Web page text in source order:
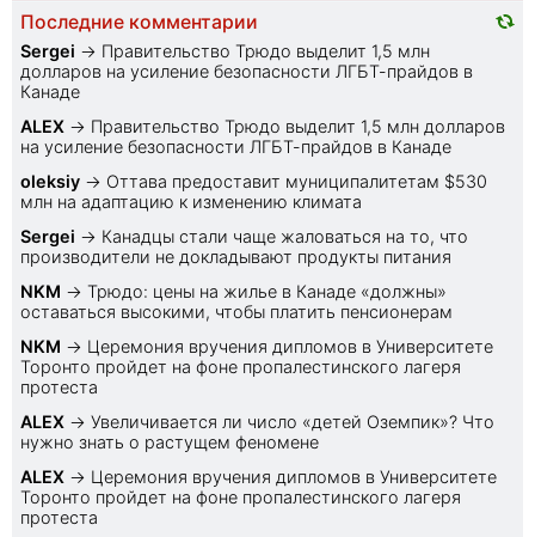
Последние комментарии
Sеrgei → Правительство Трюдо выделит 1,5 млн
долларов на усиление безопасности ЛГБТ-прайдов в
Канаде
ALEX → Правительство Трюдо выделит 1,5 млн долларов
на усиление безопасности ЛГБТ-прайдов в Канаде
oleksiy → Оттава предоставит муниципалитетам $530
млн на адаптацию к изменению климата
Sеrgei → Канадцы стали чаще жаловаться на то, что
производители не докладывают продукты питания
NKM → Трюдо: цены на жилье в Канаде «должны»
оставаться высокими, чтобы платить пенсионерам
NKM → Церемония вручения дипломов в Университете
Торонто пройдет на фоне пропалестинского лагеря
протеста
ALEX → Увеличивается ли число «детей Оземпик»? Что
нужно знать о растущем феномене
ALEX → Церемония вручения дипломов в Университете
Торонто пройдет на фоне пропалестинского лагеря
протеста